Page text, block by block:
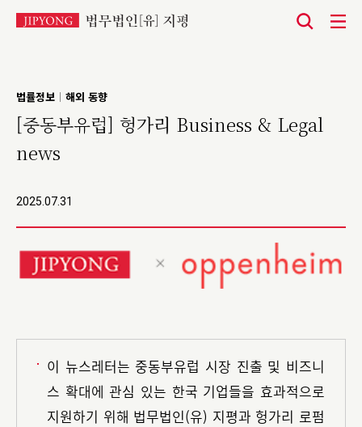
법률정보 | 해외 동향
[중동부유럽] 헝가리 Business & Legal
news
2025.07.31
이 뉴스레터는 중동부유럽 시장 진출 및 비즈니
스 확대에 관심 있는 한국 기업들을 효과적으로
지원하기 위해 법무법인(유) 지평과 헝가리 로펌